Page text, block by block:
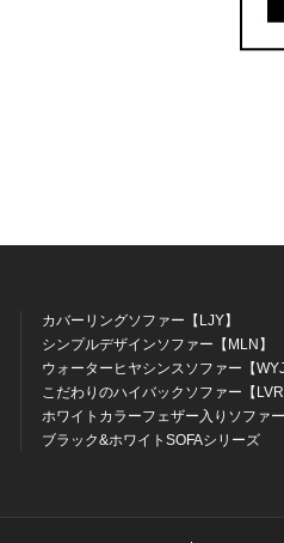
カバーリングソファー【LJY】
シンプルデザインソファー【MLN】
ウォーターヒヤシンスソファー【
こだわりのハイバックソファー【
ホワイトカラーフェザー入りソファ
ブラック&ホワイトSOFAシリーズ